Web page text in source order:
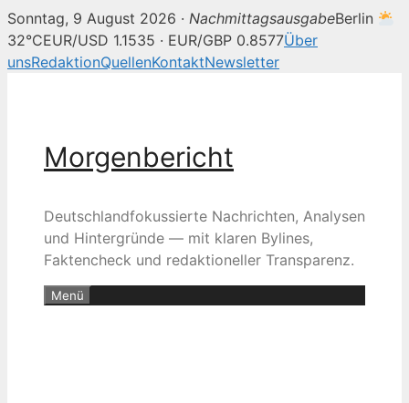
Sonntag, 9 August 2026 · NachmittagsausgabeBerlin
32°CEUR/USD 1.1535 · EUR/GBP 0.8577Über
unsRedaktionQuellenKontaktNewsletter
Morgenbericht
Deutschlandfokussierte Nachrichten, Analysen
und Hintergründe — mit klaren Bylines,
Faktencheck und redaktioneller Transparenz.
Menü